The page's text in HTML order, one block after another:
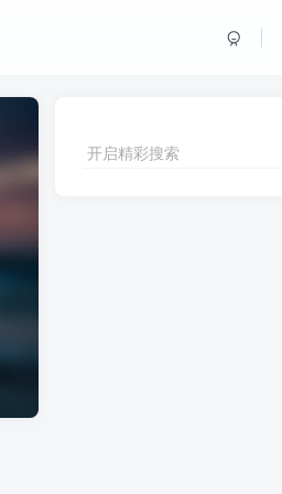
开启精彩搜索